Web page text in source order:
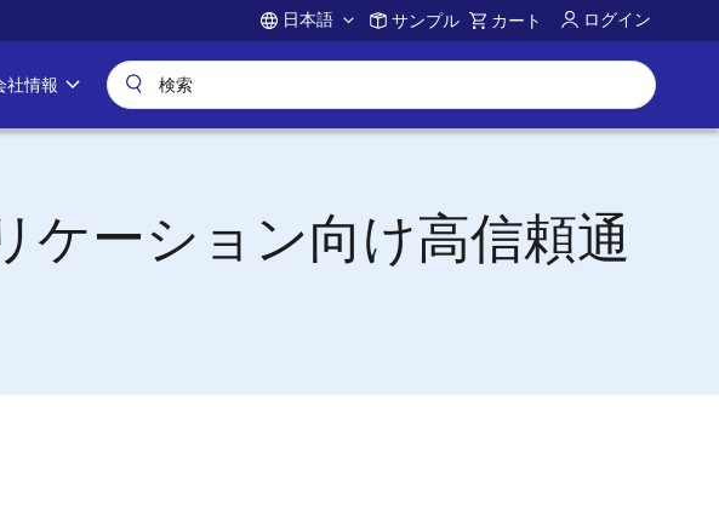
Account
日本語 サンプル カート ログイン
社情報
ケーション向け高信頼通